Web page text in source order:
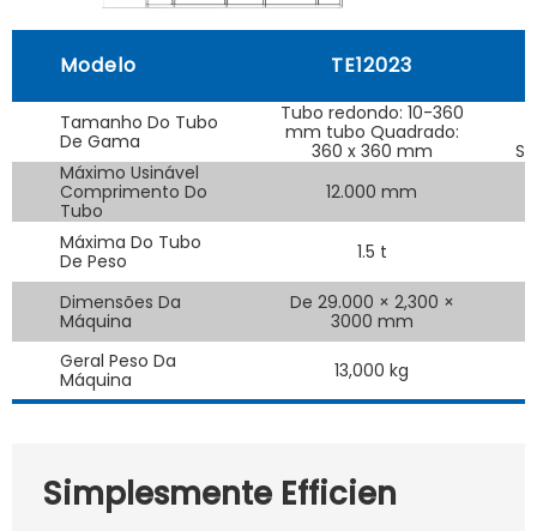
Modelo TE12023
Tamanho Do Tubo
De Gama
Tubo redondo: 10-360
mm tubo Quadrado:
360 x 360 mm
Máximo Usinável
Comprimento Do
Tubo
12.000 mm
Máxima Do Tubo
De Peso
1.5 t
Dimensões Da
Máquina
De 29.000 × 2,300 ×
3000 mm
Geral Peso Da
Máquina
13,000 kg
Simplesmente Efficien